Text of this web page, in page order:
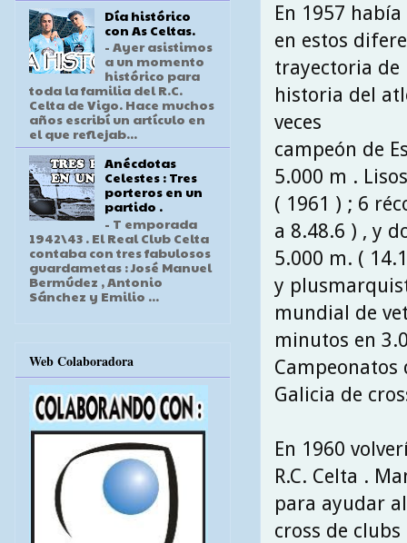
En 1957
en estos
trayectoria de
historia del
veces
campeón de
5.000 m .
( 1961 ) ; 6
a 8.48.6 ) , y
5.000 m. (
y
mundial de
minutos en
Campeonatos
Galicia de
En 1960
R.C. Celta .
para ayudar
cross de
Día histórico
con As Celtas.
- Ayer asistimos
a un momento
histórico para
toda la familia del R.C.
Celta de Vigo. Hace muchos
años escribí un artículo en
el que reflejab...
Anécdotas
Celestes : Tres
porteros en un
partido .
- T emporada
1942\43 . El Real Club Celta
contaba con tres fabulosos
guardametas : José Manuel
Bermúdez , Antonio
Sánchez y Emilio ...
Web Colaboradora